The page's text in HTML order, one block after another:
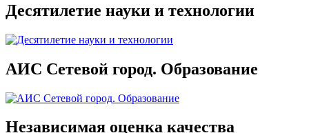
Десятилетие науки и технологии
АИС Сетевой город. Образование
Независимая оценка качества